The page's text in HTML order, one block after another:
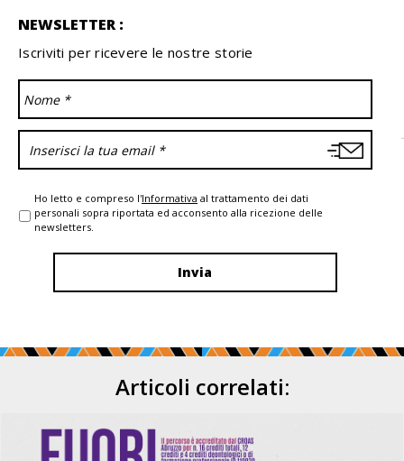
NEWSLETTER :
Iscriviti per ricevere le nostre storie
Ho letto e compreso l'Informativa al trattamento dei dati
personali sopra riportata ed acconsento alla ricezione delle
newsletters.
Articoli correlati: